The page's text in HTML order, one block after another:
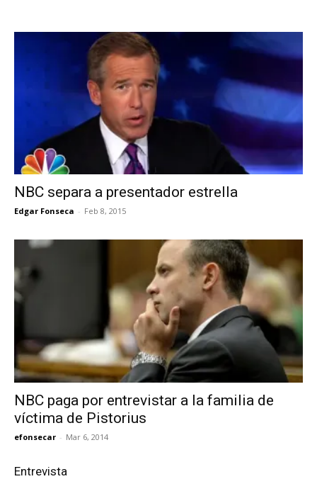
NBC separa a presentador estrella
Edgar Fonseca - Feb 8, 2015
NBC paga por entrevistar a la familia de
víctima de Pistorius
efonsecar - Mar 6, 2014
Entrevista